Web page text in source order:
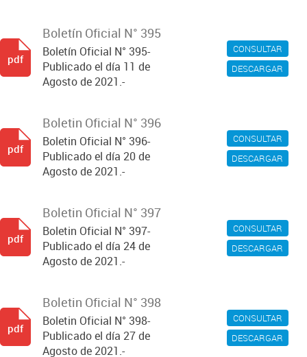
CONSULTAR
DESCARGAR
Boletín Oficial N° 395
Boletín Oficial N° 395-
Publicado el día 11 de
Agosto de 2021.-
pdf
CONSULTAR
DESCARGAR
Boletin Oficial N° 396
Boletin Oficial N° 396-
Publicado el día 20 de
Agosto de 2021.-
pdf
CONSULTAR
DESCARGAR
Boletin Oficial N° 397
Boletin Oficial N° 397-
Publicado el día 24 de
Agosto de 2021.-
pdf
CONSULTAR
DESCARGAR
Boletin Oficial N° 398
Boletin Oficial N° 398-
Publicado el día 27 de
Agosto de 2021.-
pdf